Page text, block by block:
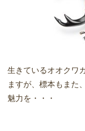
生きているオオクワ
ますが、標本もまた
魅力を・・・